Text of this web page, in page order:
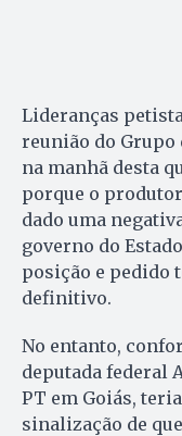
Lideranças
reunião do
na manhã desta
porque o
dado uma
governo do
posição e pedido
definitivo.
No entanto,
deputada federal
PT em Goiás,
sinalização de